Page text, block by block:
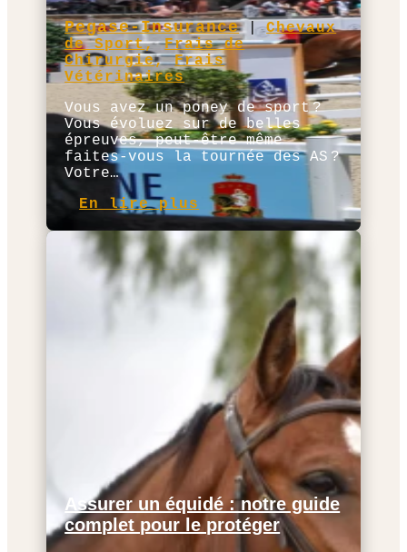
Pegase-Insurance
Chevaux
de Sport,Frais de
Chirurgie,Frais
Vétérinaires
Vous avez un poney de sport ?
Vous évoluez sur de belles
épreuves, peut-être même
faites-vous la tournée des AS ?
Votre…
En lire plus
Assurer un équidé : notre guide
complet pour le protéger